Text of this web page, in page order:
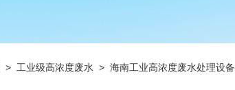
> 工业级高浓度废水 > 海南工业高浓度废水处理设备